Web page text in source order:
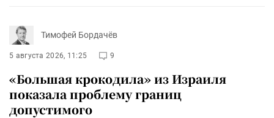
Тимофей Бордачёв
5 августа 2026, 11:25 9
«Большая крокодила» из Израиля
показала проблему границ
допустимого